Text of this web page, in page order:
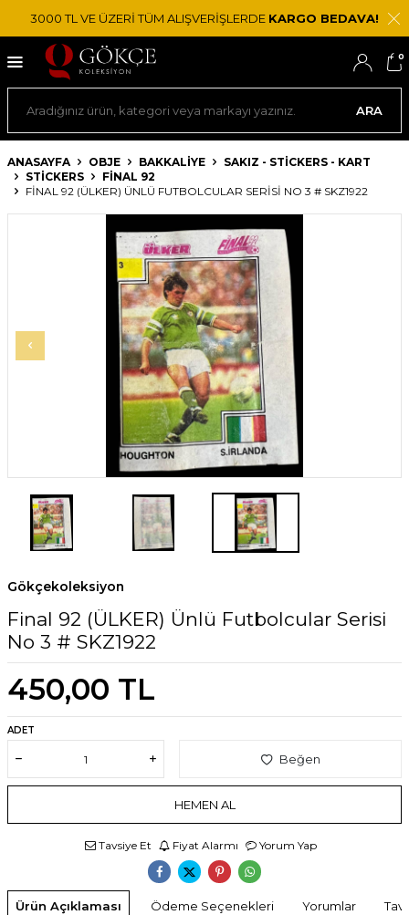
3000 TL VE ÜZERİ TÜM ALIŞVERİŞLERDE KARGO BEDAVA!
ARA
0
ANASAYFA OBJE BAKKALIYE
SAKIZ - STICKERS - KART
STICKERS
FINAL 92
FINAL 92 (ÜLKER) ÜNLÜ FUTBOLCULAR SERISI NO 3 # SKZ1922
Gökçekoleksiyon
Final 92 (ÜLKER) Ünlü Futbolcular Serisi
No 3 # SKZ1922
450,00 TL
ADET
Beğen
HEMEN AL
Tavsiye Et Fiyat Alarmı Yorum Yap
Ürün Açıklaması Ödeme Seçenekleri Yorumlar